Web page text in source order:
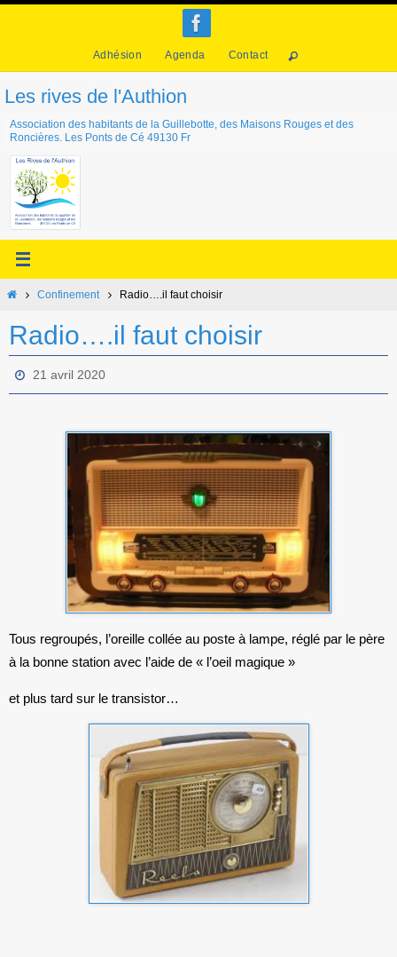
Adhésion Agenda Contact
Les rives de l'Authion
Association des habitants de la Guillebotte, des Maisons Rouges et des
Roncières. Les Ponts de Cé 49130 Fr
HomeConfinement Radio….il faut choisir
Radio….il faut choisir
21 avril 2020
Tous regroupés, l’oreille collée au poste à lampe, réglé par le père
à la bonne station avec l’aide de « l’oeil magique »
et plus tard sur le transistor…